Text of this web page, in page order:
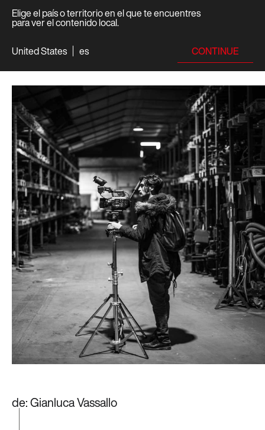
Elige el país o territorio en el que te encuentres
para ver el contenido local.
United States
es CONTINUE
de: Gianluca Vassallo